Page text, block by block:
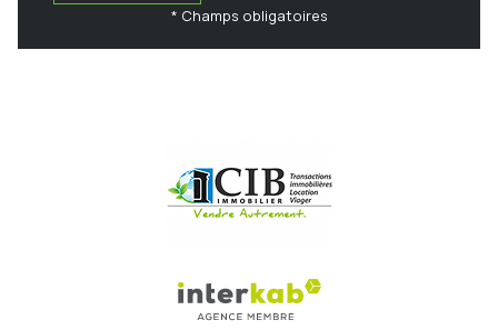
* Champs obligatoires